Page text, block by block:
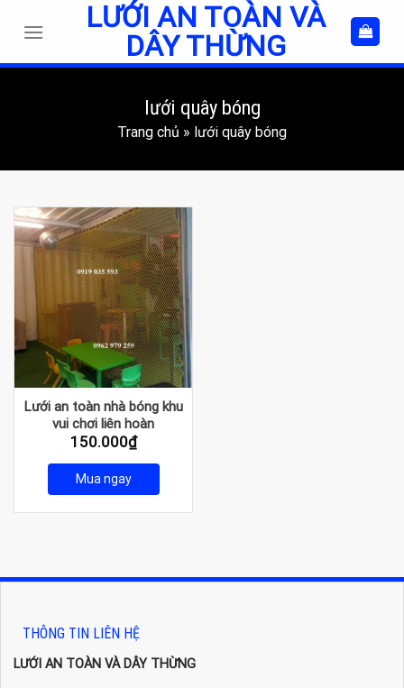
LƯỚI AN TOÀN VÀ
DÂY THỪNG
lưới quây bóng
Trang chủ » lưới quây bóng
Lưới an toàn nhà bóng khu
vui chơi liên hoàn
150.000₫
Mua ngay
THÔNG TIN LIÊN HỆ
LƯỚI AN TOÀN VÀ DÂY THỪNG